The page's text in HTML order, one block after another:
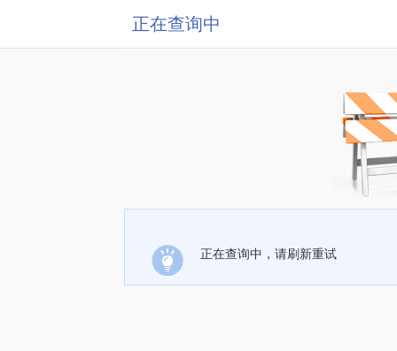
正在查询中
正在查询中，请刷新重试